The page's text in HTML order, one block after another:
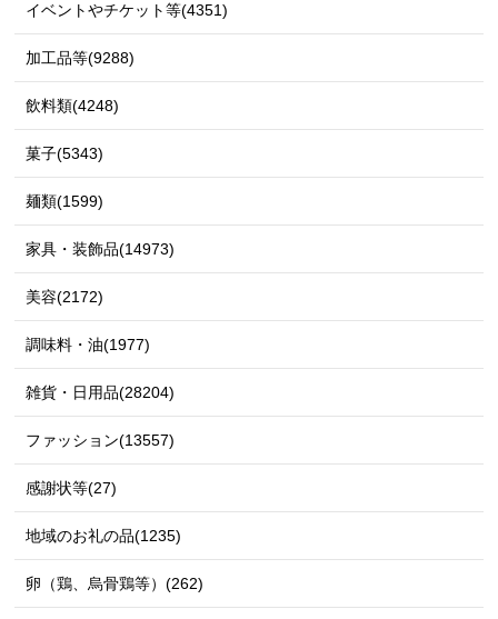
イベントやチケット等(4351)
加工品等(9288)
飲料類(4248)
菓子(5343)
麺類(1599)
家具・装飾品(14973)
美容(2172)
調味料・油(1977)
雑貨・日用品(28204)
ファッション(13557)
感謝状等(27)
地域のお礼の品(1235)
卵（鶏、烏骨鶏等）(262)